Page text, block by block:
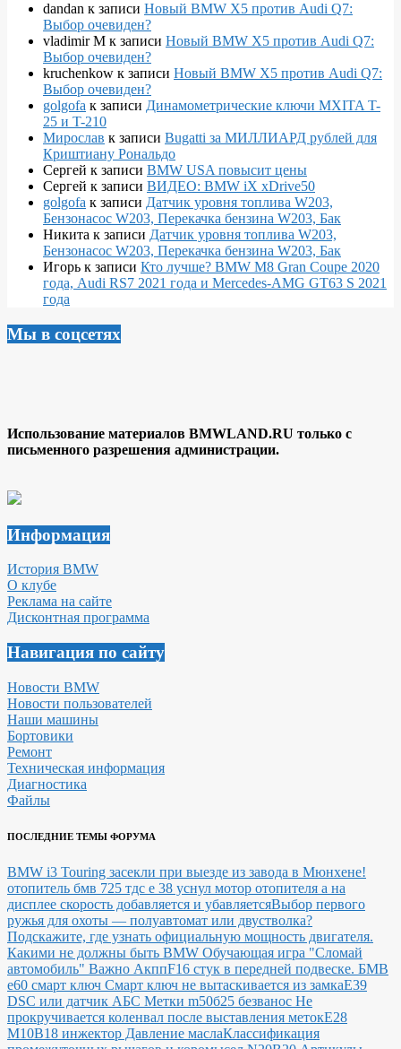
dandan к записи Новый BMW X5 против Audi Q7:
Выбор очевиден?
vladimir M к записи Новый BMW X5 против Audi Q7:
Выбор очевиден?
kruchenkow к записи Новый BMW X5 против Audi Q7:
Выбор очевиден?
golgofa к записи Динамометрические ключи MXITA T-
25 и T-210
Мирослав к записи Bugatti за МИЛЛИАРД рублей для
Криштиану Рональдо
Сергей к записи BMW USA повысит цены
Сергей к записи ВИДЕО: BMW iX xDrive50
golgofa к записи Датчик уровня топлива W203,
Бензонасос W203, Перекачка бензина W203, Бак
Никита к записи Датчик уровня топлива W203,
Бензонасос W203, Перекачка бензина W203, Бак
Игорь к записи Кто лучше? BMW M8 Gran Coupe 2020
года, Audi RS7 2021 года и Mercedes-AMG GT63 S 2021
года
Мы в соцсетях
Использование материалов BMWLAND.RU только с
письменного разрешения администрации.
Информация
История BMW
О клубе
Реклама на сайте
Дисконтная программа
Навигация по сайту
Новости BMW
Новости пользователей
Наши машины
Бортовики
Ремонт
Техническая информация
Диагностика
Файлы
ПОСЛЕДНИЕ ТЕМЫ ФОРУМА
BMW i3 Touring засекли при выезде из завода в Мюнхене!
отопитель бмв 725 тдс е 38 уснул мотор отопителя а на
дисплее скорость добавляется и убавляетсяВыбор первого
ружья для охоты — полуавтомат или двустволка?
Подскажите, где узнать официальную мощность двигателя.
Какими не должны быть BMW Обучающая игра "Сломай
автомобиль" Важно АкппF16 стук в передней подвеске. БМВ
е60 смарт ключ Смарт ключ не вытаскивается из замкаE39
DSC или датчик АБС Метки m50б25 безванос Не
прокручивается коленвал после выставления метокЕ28
М10В18 инжектор Давление маслаКлассификация